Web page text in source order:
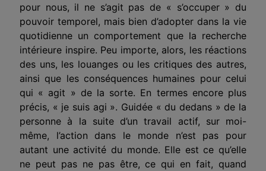
pour nous, il ne s’agit pas de « s’occuper » du
pouvoir temporel, mais bien d’adopter dans la vie
quotidienne un comporte­ment que la recherche
intérieure inspire. Peu importe, alors, les réactions
des uns, les louanges ou les critiques des autres,
ainsi que les conséquences humaines pour celui
qui « agit » de la sorte. En termes encore plus
précis, « je suis agi ». Guidée « du dedans » de la
personne à la suite d’un travail actif, sur moi-
même, l’action dans le monde n’est pas pour
autant une activité du monde. Elle est ce qu’elle
ne peut pas ne pas être, ce qui en fait, quand